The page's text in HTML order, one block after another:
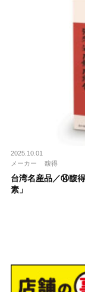
2025.10.01
メーカー
馥得
台湾名産品／⑭馥
素」